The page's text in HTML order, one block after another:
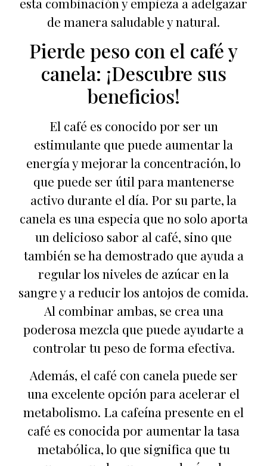
de manera saludable y natural.
Pierde peso con el café y
canela: ¡Descubre sus
beneficios!
El café es conocido por ser un
estimulante que puede aumentar la
energía y mejorar la concentración, lo
que puede ser útil para mantenerse
activo durante el día. Por su parte, la
canela es una especia que no solo aporta
un delicioso sabor al café, sino que
también se ha demostrado que ayuda a
regular los niveles de azúcar en la
sangre y a reducir los antojos de comida.
Al combinar ambas, se crea una
poderosa mezcla que puede ayudarte a
controlar tu peso de forma efectiva.
Además, el café con canela puede ser
una excelente opción para acelerar el
metabolismo. La cafeína presente en el
café es conocida por aumentar la tasa
metabólica, lo que significa que tu